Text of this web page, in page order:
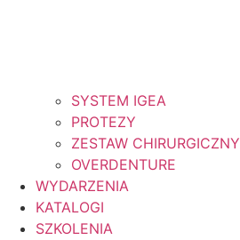
SYSTEM IGEA
PROTEZY
ZESTAW CHIRURGICZNY
OVERDENTURE
WYDARZENIA
KATALOGI
SZKOLENIA